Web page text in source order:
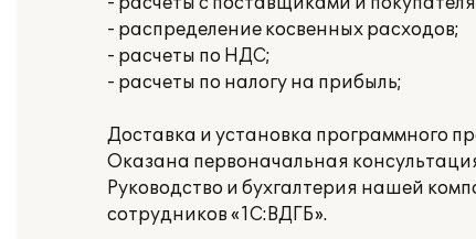
- распределение косвенных расходов;
- расчеты по НДС;
- расчеты по налогу на прибыль;
Доставка и установка программного
Оказана первоначальная
Руководство и бухгалтерия нашей
сотрудников «1С:ВДГБ».